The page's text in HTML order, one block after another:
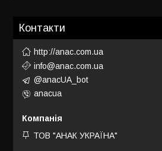
Контакти
http://anac.com.ua
info@anac.com.ua
@anacUA_bot
anacua
ТОВ "АНАК УКРАЇНА"